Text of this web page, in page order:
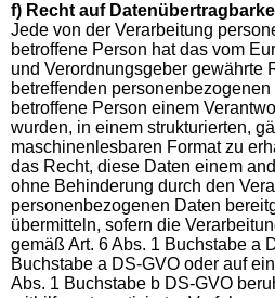
f) Recht auf
Jede von der Verarbeitung
betroffene Person hat das vom
und Verordnungsgeber gewährte
betreffenden
betroffene Person einem
wurden, in einem strukturierten,
maschinenlesbaren Format zu
das Recht, diese Daten einem
ohne Behinderung durch den
personenbezogenen Daten
übermitteln, sofern die
gemäß Art. 6 Abs. 1 Buchstabe a
Buchstabe a DS-GVO oder auf
Abs. 1 Buchstabe b DS-GVO